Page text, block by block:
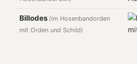
Billodes (im Hosenbandorden
mit Orden und Schild)